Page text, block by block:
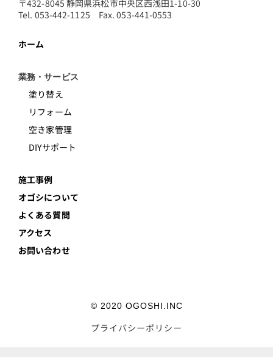
〒432-8045 静岡県浜松市中央区西浅田1-10-30
Tel. 053-442-1125 Fax. 053-441-0553
ホーム
業務・サービス
塗り替え
リフォーム
空き家管理
DIYサポート
施工事例
オゴシについて
よくある質問
アクセス
お問い合わせ
© 2020 OGOSHI.INC
プライバシーポリシー